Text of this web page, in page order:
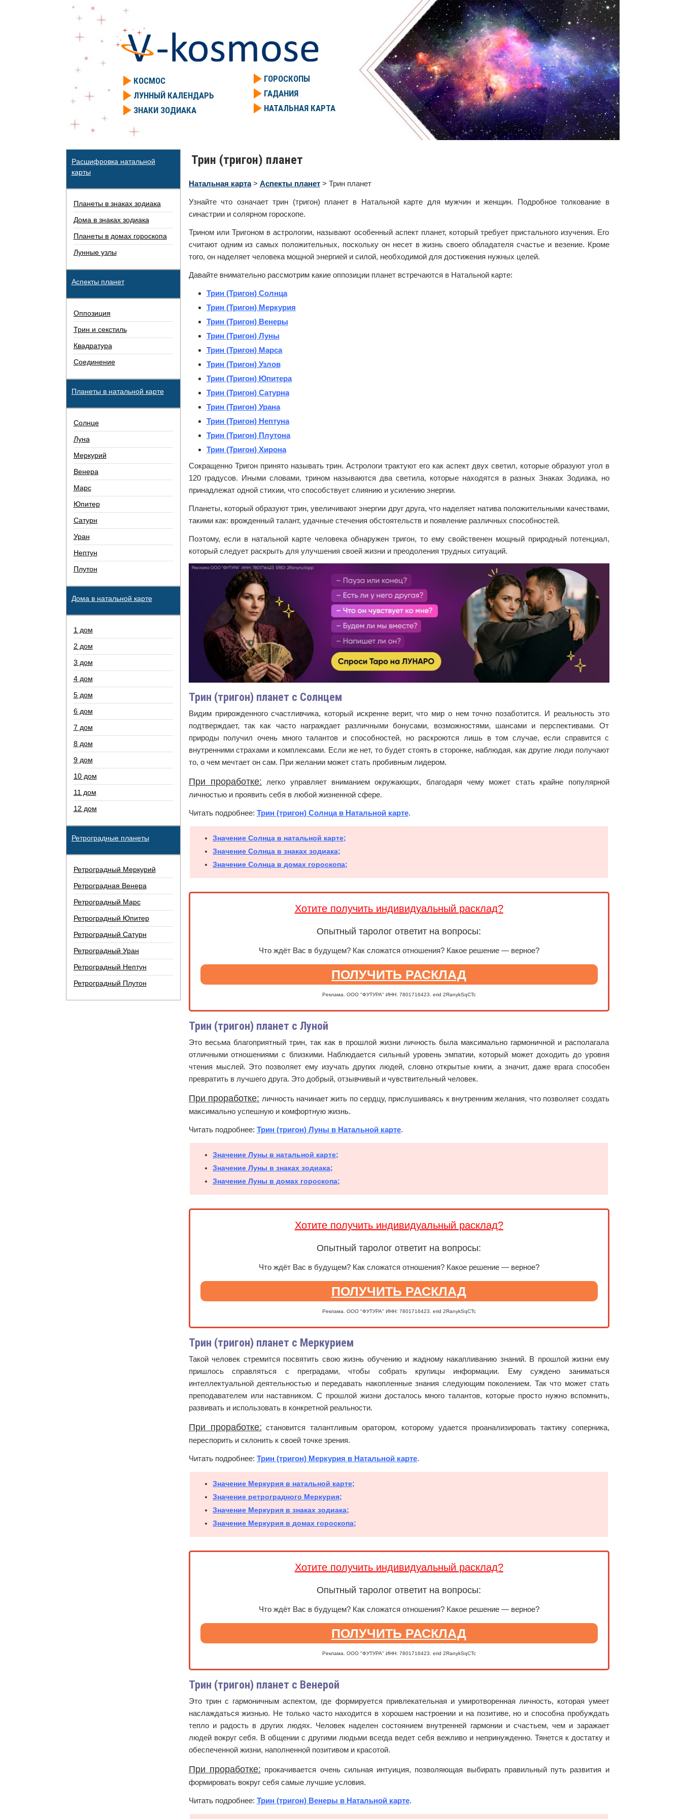
КОСМОС
ЛУННЫЙ КАЛЕНДАРЬ
ЗНАКИ ЗОДИАКА
ГОРОСКОПЫ
ГАДАНИЯ
НАТАЛЬНАЯ КАРТА
Трин (тригон) планет
Натальная карта> Аспекты планет> Трин планет
Узнайте что означает трин (тригон) планет в Натальной карте для мужчин и женщин. Подробное толкование в
синастрии и солярном гороскопе.
Трином или Тригоном в астрологии, называют особенный аспект планет, который требует пристального изучения. Его
считают одним из самых положительных, поскольку он несет в жизнь своего обладателя счастье и везение. Кроме
того, он наделяет человека мощной энергией и силой, необходимой для достижения нужных целей.
Давайте внимательно рассмотрим какие оппозиции планет встречаются в Натальной карте:
Трин (Тригон) Солнца
Трин (Тригон) Меркурия
Трин (Тригон) Венеры
Трин (Тригон) Луны
Трин (Тригон) Марса
Трин (Тригон) Узлов
Трин (Тригон) Юпитера
Трин (Тригон) Сатурна
Трин (Тригон) Урана
Трин (Тригон) Нептуна
Трин (Тригон) Плутона
Трин (Тригон) Хирона
Сокращенно Тригон принято называть трин. Астрологи трактуют его как аспект двух светил, которые образуют угол в
120 градусов. Иными словами, трином называются два светила, которые находятся в разных Знаках Зодиака, но
принадлежат одной стихии, что способствует слиянию и усилению энергии.
Планеты, который образуют трин, увеличивают энергии друг друга, что наделяет натива положительными качествами,
такими как: врожденный талант, удачные стечения обстоятельств и появление различных способностей.
Поэтому, если в натальной карте человека обнаружен тригон, то ему свойственен мощный природный потенциал,
который следует раскрыть для улучшения своей жизни и преодоления трудных ситуаций.
Трин (тригон) планет с Солнцем
Видим прирожденного счастливчика, который искренне верит, что мир о нем точно позаботится. И реальность это
подтверждает, так как часто награждает различными бонусами, возможностями, шансами и перспективами. От
природы получил очень много талантов и способностей, но раскроются лишь в том случае, если справится с
внутренними страхами и комплексами. Если же нет, то будет стоять в сторонке, наблюдая, как другие люди получают
то, о чем мечтает он сам. При желании может стать пробивным лидером.
При проработке: легко управляет вниманием окружающих, благодаря чему может стать крайне популярной
личностью и проявить себя в любой жизненной сфере.
Читать подробнее: Трин (тригон) Солнца в Натальной карте.
Значение Солнца в натальной карте;
Значение Солнца в знаках зодиака;
Значение Солнца в домах гороскопа;
Хотите получить индивидуальный расклад?
Опытный таролог ответит на вопросы:
Что ждёт Вас в будущем? Как сложатся отношения? Какое решение — верное?
ПОЛУЧИТЬ РАСКЛАД
Реклама. ООО "ФУТУРА" ИНН: 7801716423. erid 2RanykSqCTc
Трин (тригон) планет с Луной
Это весьма благоприятный трин, так как в прошлой жизни личность была максимально гармоничной и располагала
отличными отношениями с близкими. Наблюдается сильный уровень эмпатии, который может доходить до уровня
чтения мыслей. Это позволяет ему изучать других людей, словно открытые книги, а значит, даже врага способен
превратить в лучшего друга. Это добрый, отзывчивый и чувствительный человек.
При проработке: личность начинает жить по сердцу, прислушиваясь к внутренним желания, что позволяет создать
максимально успешную и комфортную жизнь.
Читать подробнее: Трин (тригон) Луны в Натальной карте.
Значение Луны в натальной карте;
Значение Луны в знаках зодиака;
Значение Луны в домах гороскопа;
Хотите получить индивидуальный расклад?
Опытный таролог ответит на вопросы:
Что ждёт Вас в будущем? Как сложатся отношения? Какое решение — верное?
ПОЛУЧИТЬ РАСКЛАД
Реклама. ООО "ФУТУРА" ИНН: 7801716423. erid 2RanykSqCTc
Трин (тригон) планет с Меркурием
Такой человек стремится посвятить свою жизнь обучению и жадному накапливанию знаний. В прошлой жизни ему
пришлось справляться с преградами, чтобы собрать крупицы информации. Ему суждено заниматься
интеллектуальной деятельностью и передавать накопленные знания следующим поколением. Так что может стать
преподавателем или наставником. С прошлой жизни досталось много талантов, которые просто нужно вспомнить,
развивать и использовать в конкретной реальности.
При проработке: становится талантливым оратором, которому удается проанализировать тактику соперника,
переспорить и склонить к своей точке зрения.
Читать подробнее: Трин (тригон) Меркурия в Натальной карте.
Значение Меркурия в натальной карте;
Значение ретроградного Меркурия;
Значение Меркурия в знаках зодиака;
Значение Меркурия в домах гороскопа;
Хотите получить индивидуальный расклад?
Опытный таролог ответит на вопросы:
Что ждёт Вас в будущем? Как сложатся отношения? Какое решение — верное?
ПОЛУЧИТЬ РАСКЛАД
Реклама. ООО "ФУТУРА" ИНН: 7801716423. erid 2RanykSqCTc
Трин (тригон) планет с Венерой
Это трин с гармоничным аспектом, где формируется привлекательная и умиротворенная личность, которая умеет
наслаждаться жизнью. Не только часто находится в хорошем настроении и на позитиве, но и способна пробуждать
тепло и радость в других людях. Человек наделен состоянием внутренней гармонии и счастьем, чем и заражает
людей вокруг себя. В общении с другими людьми всегда ведет себя вежливо и непринужденно. Тянется к достатку и
обеспеченной жизни, наполненной позитивом и красотой.
При проработке: прокачивается очень сильная интуиция, позволяющая выбирать правильный путь развития и
формировать вокруг себя самые лучшие условия.
Читать подробнее: Трин (тригон) Венеры в Натальной карте.
Расшифровка натальной
карты
Планеты в знаках зодиака
Дома в знаках зодиака
Планеты в домах гороскопа
Лунные узлы
Аспекты планет
Оппозиция
Трин и секстиль
Квадратура
Соединение
Планеты в натальной карте
Солнце
Луна
Меркурий
Венера
Марс
Юпитер
Сатурн
Уран
Нептун
Плутон
Дома в натальной карте
1 дом
2 дом
3 дом
4 дом
5 дом
6 дом
7 дом
8 дом
9 дом
10 дом
11 дом
12 дом
Ретроградные планеты
Ретроградный Меркурий
Ретроградная Венера
Ретроградный Марс
Ретроградный Юпитер
Ретроградный Сатурн
Ретроградный Уран
Ретроградный Нептун
Ретроградный Плутон